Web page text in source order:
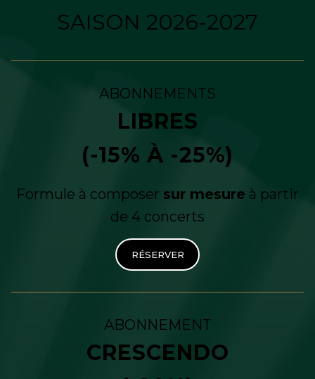
SAISON 2026-2027
ABONNEMENTS
LIBRES
(-15% À -25%)
Formule à composer sur mesure à partir
de 4 concerts
RÉSERVER
ABONNEMENT
CRESCENDO